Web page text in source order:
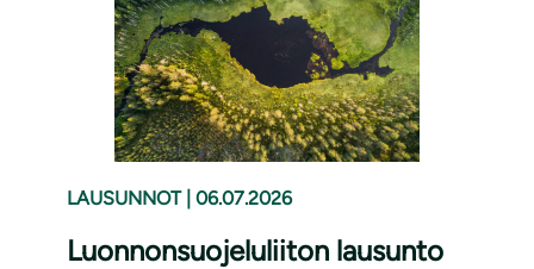
LAUSUNNOT 06.07.2026
Luonnonsuojeluliiton lausunto